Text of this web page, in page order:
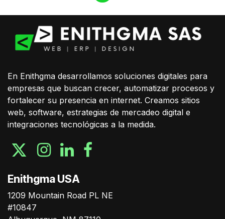
En Enithgma desarrollamos soluciones digitales para
empresas que buscan crecer, automatizar procesos y
fortalecer su presencia en internet. Creamos sitios
web, software, estrategias de mercadeo digital e
integraciones tecnológicas a la medida.
Enithgma USA
1209 Mountain Road PL NE
#10847